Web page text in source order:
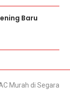
Baru
Murah di Segara